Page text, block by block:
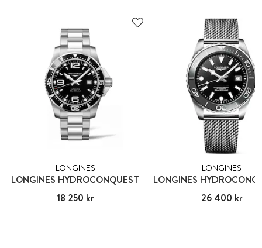
LONGINES
LONGINES HYDROCONQUEST
Pris: 18 250 kr
18 250 kr
LONGINES
Pris:26 400 kr
26 400 kr